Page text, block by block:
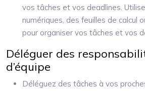
vos tâches et vos deadlines.
numériques, des feuilles de calcul
pour organiser vos tâches et vos
Déléguer des
d’équipe
Déléguez des tâches à vos